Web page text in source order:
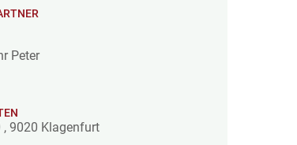
Peter
, 9020 Klagenfurt